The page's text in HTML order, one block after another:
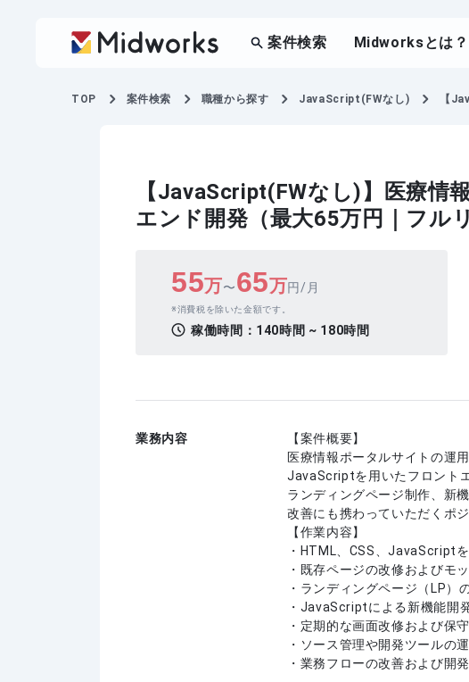
案件検索 Midworksとは？
TOP 案件検索 職種から探す JavaScript(FWなし) 【
【JavaScript(FWなし)】医療情
エンド開発（最大65万円｜フル
55万〜65万円/月
消費税を除いた金額です。
稼働時間： 140時間 ~ 180時間
業務内容
【案件概要】
医療情報ポータルサイトの運
JavaScriptを用いたフロント
ランディングページ制作、新
改善にも携わっていただくポジ
【作業内容】
・HTML、CSS、JavaScript
・既存ページの改修およびモ
・ランディングページ（LP）
・JavaScriptによる新機能開
・定期的な画面改修および保
・ソース管理や開発ツールの
・業務フローの改善および開